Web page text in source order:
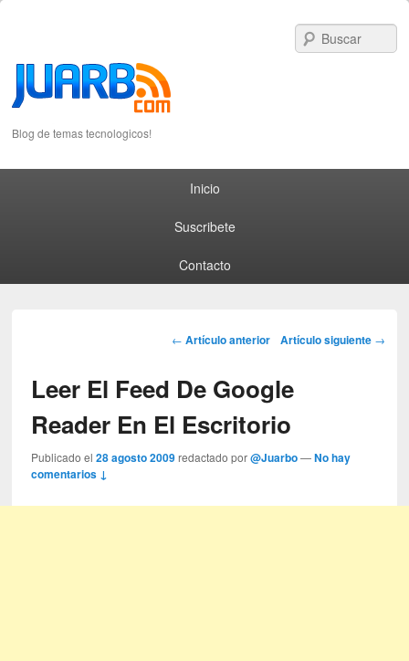
Blog de temas tecnologicos!
Inicio
Suscribete
Contacto
Post navigation
← Artículo anterior Artículo siguiente →
Leer El Feed De Google
Reader En El Escritorio
Publicado el28 agosto 2009 redactado por@Juarbo —No hay
comentarios ↓